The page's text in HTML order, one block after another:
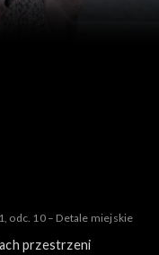
odc. 10 – Detale miejskie
przestrzeni